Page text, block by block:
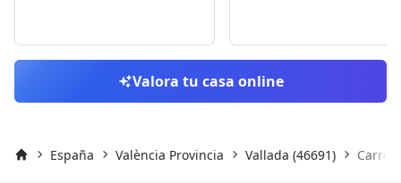
Valora tu casa online
España València Provincia Vallada (46691) Carrer